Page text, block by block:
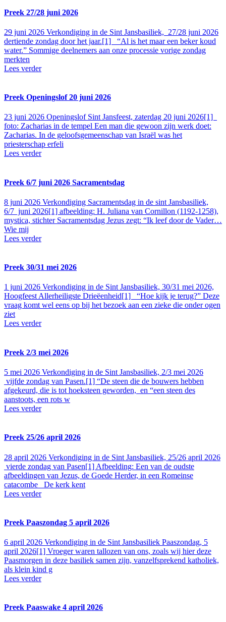
Preek 27/28 juni 2026
29 juni 2026 Verkondiging in de Sint Jansbasiliek, 27/28 juni 2026
dertiende zondag door het jaar.[1] “Al is het maar een beker koud
water.” Sommige deelnemers aan onze processie vorige zondag
merkten
Lees verder
Preek Openingslof 20 juni 2026
23 juni 2026 Openingslof Sint Jansfeest, zaterdag 20 juni 2026[1]
foto: Zacharias in de tempel Een man die gewoon zijn werk doet:
Zacharias. In de geloofsgemeenschap van Israël was het
priesterschap erfeli
Lees verder
Preek 6/7 juni 2026 Sacramentsdag
8 juni 2026 Verkondiging Sacramentsdag in de sint Jansbasiliek,
6/7 juni 2026[1] afbeelding: H. Juliana van Cornillon (1192-1258),
mystica, stichter Sacramentsdag Jezus zegt: “Ik leef door de Vader…
Wie mij
Lees verder
Preek 30/31 mei 2026
1 juni 2026 Verkondiging in de Sint Jansbasiliek, 30/31 mei 2026,
Hoogfeest Allerheiligste Drieëenheid[1] “Hoe kijk je terug?” Deze
vraag komt wel eens op bij het bezoek aan een zieke die onder ogen
ziet
Lees verder
Preek 2/3 mei 2026
5 mei 2026 Verkondiging in de Sint Jansbasiliek, 2/3 mei 2026
vijfde zondag van Pasen.[1] “De steen die de bouwers hebben
afgekeurd, die is tot hoeksteen geworden, en “een steen des
aanstoots, een rots w
Lees verder
Preek 25/26 april 2026
28 april 2026 Verkondiging in de Sint Jansbasiliek, 25/26 april 2026
vierde zondag van Pasen[1] Afbeelding: Een van de oudste
afbeeldingen van Jezus, de Goede Herder, in een Romeinse
catacombe De kerk kent
Lees verder
Preek Paaszondag 5 april 2026
6 april 2026 Verkondiging in de Sint Jansbasiliek Paaszondag, 5
april 2026[1] Vroeger waren tallozen van ons, zoals wij hier deze
Paasmorgen in deze basiliek samen zijn, vanzelfsprekend katholiek,
als klein kind g
Lees verder
Preek Paaswake 4 april 2026